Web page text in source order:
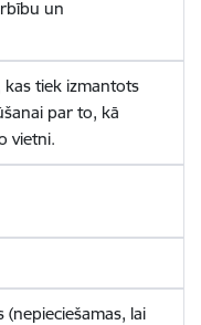
un
tiek izmantots
par to, kā
vietni.
(nepieciešamas, lai